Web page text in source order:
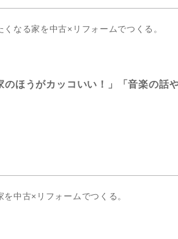
なる家を中古×リフォームでつくる。
のほうがカッコいい！」「音楽の話
中古×リフォームでつくる。